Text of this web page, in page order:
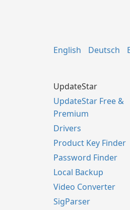
English Deutsch
UpdateStar
UpdateStar Free &
Premium
Drivers
Product Key Finder
Password Finder
Local Backup
Video Converter
SigParser